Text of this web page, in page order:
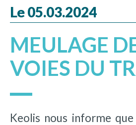
Le 05.03.2024
MEULAGE
VOIES DU
Keolis nous informe